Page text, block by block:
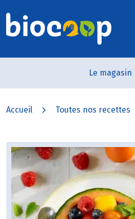
Le magasin
Accueil Toutes nos recettes